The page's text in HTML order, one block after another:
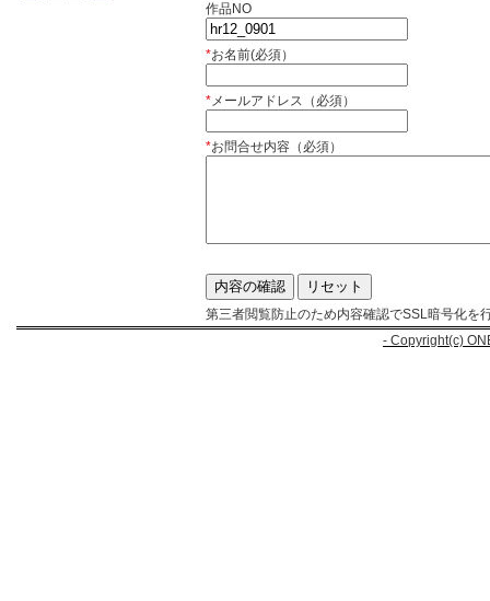
作品NO
*お名前(必須）
*メールアドレス（必須）
*お問合せ内容（必須）
第三者閲覧防止のため内容確認でSSL暗号化を
- Copyright(c)